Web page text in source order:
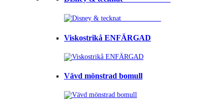
Viskostrikå ENFÄRGAD
Vävd mönstrad bomull